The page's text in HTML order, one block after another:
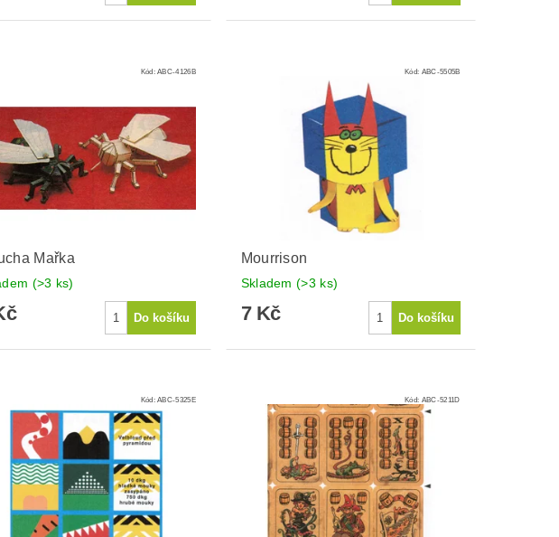
Kód:ABC-4126B
Mařka
(>3 ks)
Kód: ABC-5505B
Mourrison
Skladem(>3 ks)
7 Kč
Kód:ABC-5325E Kód: ABC-5211D